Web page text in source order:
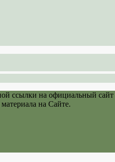
ссылки на официальный сайт
на Сайте.